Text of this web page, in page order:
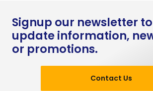
Signup our newsletter
update information,
or promotions.
Contact Us